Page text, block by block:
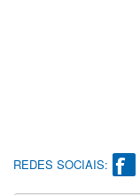
REDES SOCIAIS: